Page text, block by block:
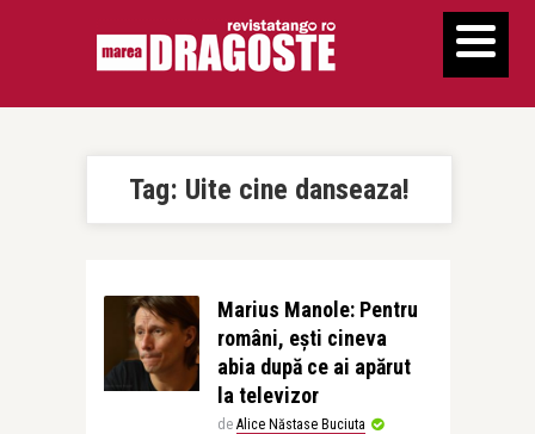
Tag: Uite cine danseaza!
Marius Manole: Pentru
români, eşti cineva
abia după ce ai apărut
la televizor
de Alice Năstase Buciuta